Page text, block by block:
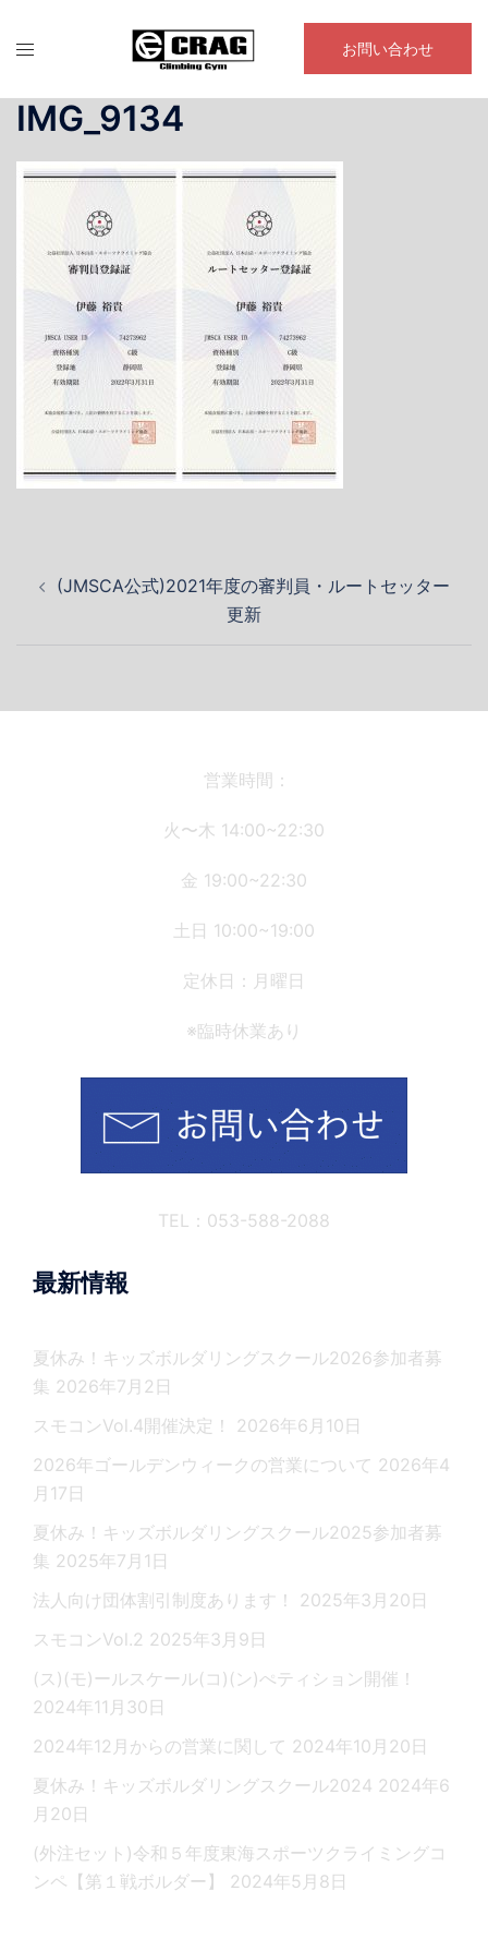
ン
お問い合わせ
IMG_9134
稿
ー
(JMSCA公式)2021年度の審判員・ルートセッター
更新
営業時間：
火〜木 14:00~22:30
金 19:00~22:30
土日 10:00~19:00
定休日：月曜日
※臨時休業あり
TEL：053-588-2088
最新情報
夏休み！キッズボルダリングスクール2026参加者募
集 2026年7月2日
スモコンVol.4開催決定！
2026年6月10日
2026年ゴールデンウィークの営業について 2026年4
月17日
夏休み！キッズボルダリングスクール2025参加者募
集 2025年7月1日
法人向け団体割引制度あります！
2025年3月20日
スモコンVol.2 2025年3月9日
(ス)(モ)ールスケール(コ)(ン)ぺティション開催！
2024年11月30日
2024年12月からの営業に関して 2024年10月20日
夏休み！キッズボルダリングスクール2024 2024年6
月20日
(外注セット)令和５年度東海スポーツクライミングコ
ンペ【第１戦ボルダー】
2024年5月8日